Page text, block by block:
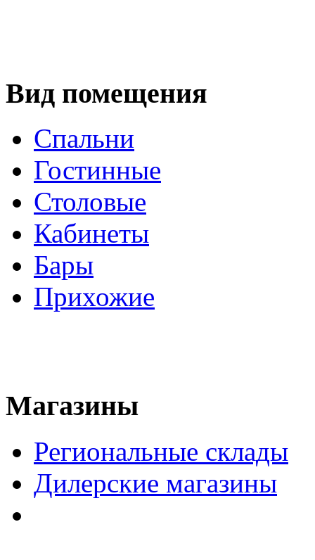
Вид помещения
Спальни
Гостинные
Столовые
Кабинеты
Бары
Прихожие
Магазины
Региональные склады
Дилерские магазины